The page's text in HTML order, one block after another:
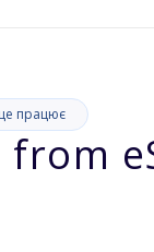
працює
from